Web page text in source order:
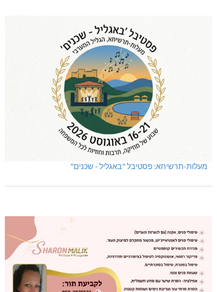
מעלות-תרשיחא: פסטיבל "באגליל - שכנים"